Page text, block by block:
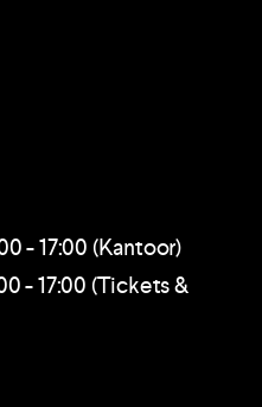
- 17:00 (Kantoor)
- 17:00 (Tickets &